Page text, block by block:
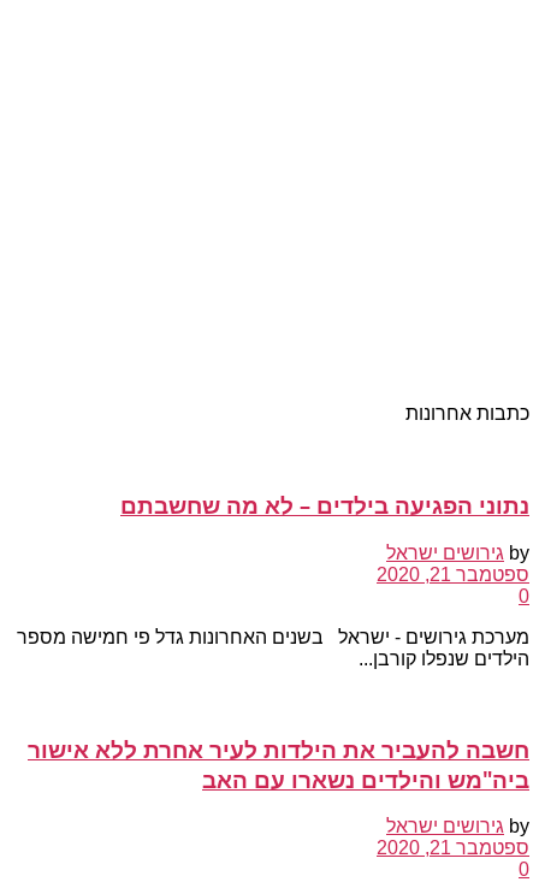
כתבות אחרונות
נתוני הפגיעה בילדים – לא מה שחשבתם
by גירושים ישראל
ספטמבר 21, 2020
0
מערכת גירושים - ישראל בשנים האחרונות גדל פי חמישה מספר
הילדים שנפלו קורבן...
חשבה להעביר את הילדות לעיר אחרת ללא אישור
ביה"מש והילדים נשארו עם האב
by גירושים ישראל
ספטמבר 21, 2020
0